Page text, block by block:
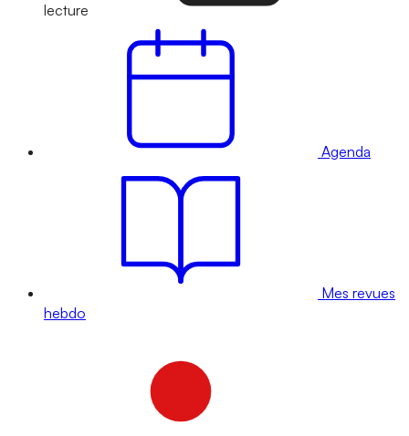
lecture
Agenda
Mes revues
hebdo